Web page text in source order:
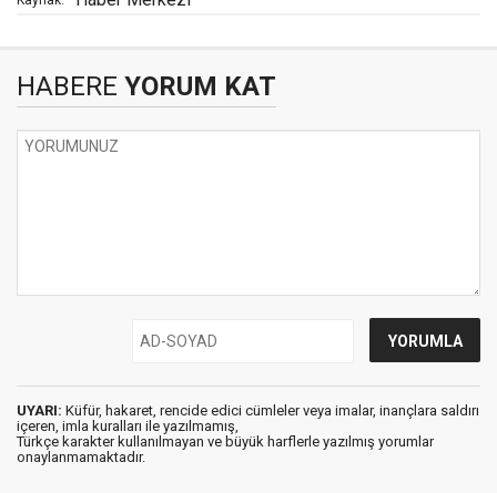
HABERE YORUM KAT
UYARI: Küfür, hakaret, rencide edici cümleler veya imalar, inançlara saldırı
içeren, imla kuralları ile yazılmamış,
Türkçe karakter kullanılmayan ve büyük harflerle yazılmış yorumlar
onaylanmamaktadır.